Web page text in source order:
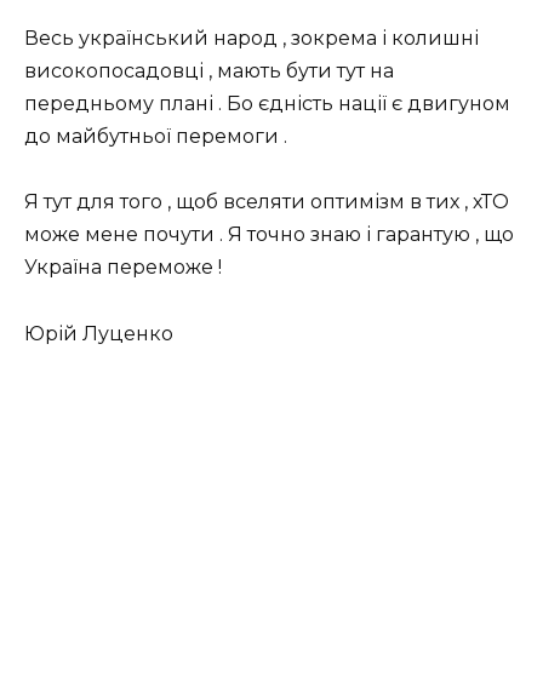
Весь український народ , зокрема і колишні
високопосадовці , мають бути тут на
передньому плані . Бо єдність нації є двигуном
до майбутньої перемоги .
Я тут для того , щоб вселяти оптимізм в тих , хТО
може мене почути . Я точно знаю і гарантую , що
Україна переможе !
Юрій Луценко